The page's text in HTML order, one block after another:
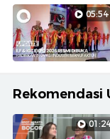
05:54
Rekomendasi
01:24